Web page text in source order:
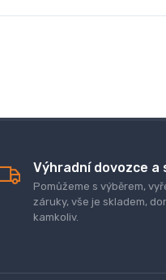
Výhradní dovozce a
Pomůžeme s výběrem,
záruky, vše je skladem,
kamkoliv.